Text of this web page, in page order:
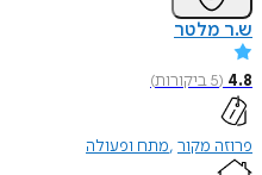
ביקורות)
מקור מתח ופעולה